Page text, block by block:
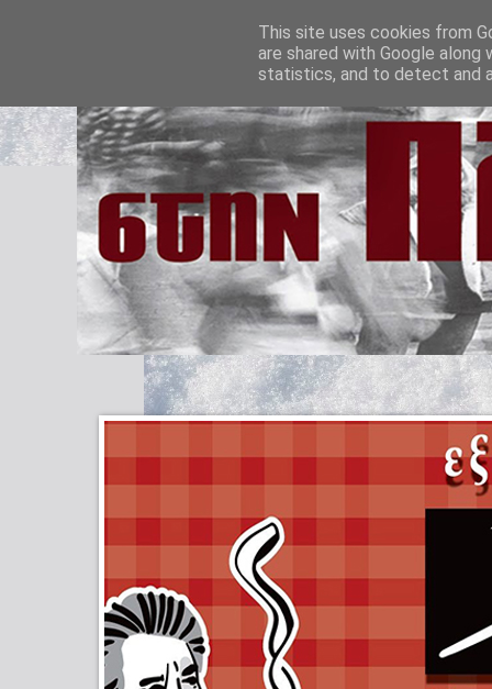
This site uses cookies from
are shared with Google
statistics, and to detect and